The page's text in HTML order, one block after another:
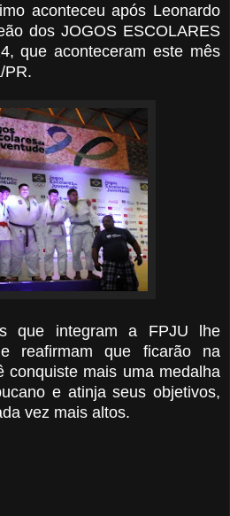
aconteceu após Leonardo
dos JOGOS ESCOLARES
que aconteceram este mês
PR.
que integram a FPJU lhe
reafirmam que ficarão na
conquiste mais uma medalha
e atinja seus objetivos,
vez mais altos.